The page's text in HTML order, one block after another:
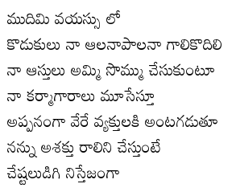
ముదిమి వయస్సు లో
కొడుకులు నా ఆలనాపాలనా గాలికొదిలి
నా ఆస్తులు అమ్మి సొమ్ము చేసుకుంటూ
నా కర్మాగారాలు మూసేస్తూ
అప్పనంగా వేరే వ్యక్తులకి అంటగడుతూ
నన్ను అశక్తు రాలిని చేస్తుంటే
చేష్టలుడిగి నిస్తేజంగా